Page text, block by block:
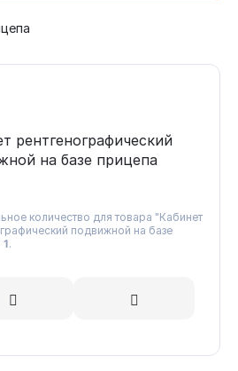
рентгенографический
на базе прицепа
количество для товара "Кабинет
подвижной на базе
1.